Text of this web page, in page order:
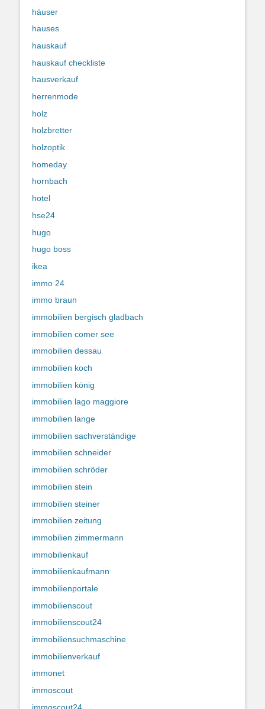
häuser
hauses
hauskauf
hauskauf checkliste
hausverkauf
herrenmode
holz
holzbretter
holzoptik
homeday
hornbach
hotel
hse24
hugo
hugo boss
ikea
immo 24
immo braun
immobilien bergisch gladbach
immobilien comer see
immobilien dessau
immobilien koch
immobilien könig
immobilien lago maggiore
immobilien lange
immobilien sachverständige
immobilien schneider
immobilien schröder
immobilien stein
immobilien steiner
immobilien zeitung
immobilien zimmermann
immobilienkauf
immobilienkaufmann
immobilienportale
immobilienscout
immobilienscout24
immobiliensuchmaschine
immobilienverkauf
immonet
immoscout
immoscout24